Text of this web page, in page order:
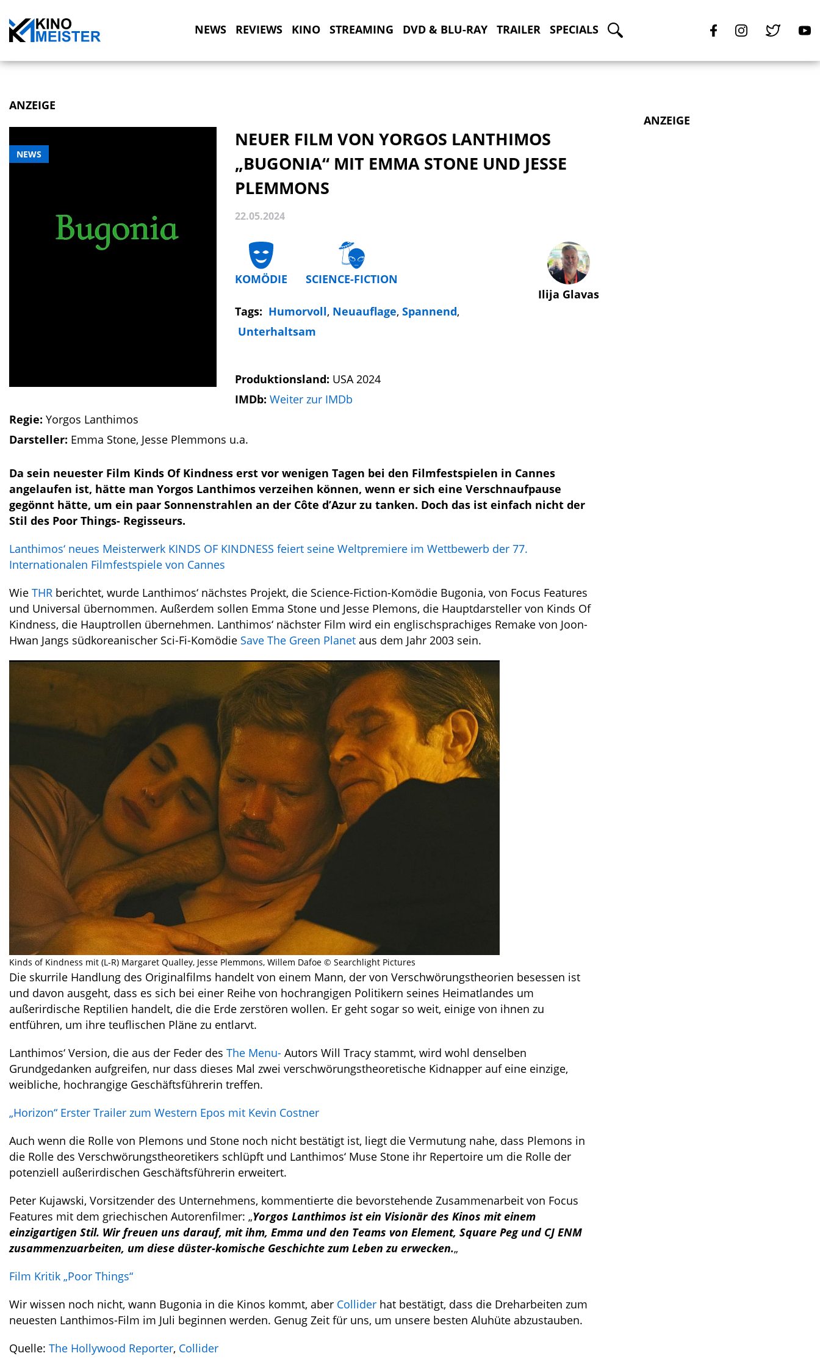
NEWS REVIEWS KINO STREAMING DVD & BLU-RAY TRAILER SPECIALS
ANZEIGE
NEWS
NEUER FILM VON YORGOS LANTHIMOS
„BUGONIA“ MIT EMMA STONE UND JESSE
PLEMMONS
22.05.2024
KOMÖDIE SCIENCE-FICTION
Tags: Humorvoll, Neuauflage, Spannend,
Unterhaltsam
Ilija Glavas
Produktionsland: USA 2024
IMDb: Weiter zur IMDb
Regie: Yorgos Lanthimos
Darsteller: Emma Stone, Jesse Plemmons u.a.
Da sein neuester Film Kinds Of Kindness erst vor wenigen Tagen bei den Filmfestspielen in Cannes
angelaufen ist, hätte man Yorgos Lanthimos verzeihen können, wenn er sich eine Verschnaufpause
gegönnt hätte, um ein paar Sonnenstrahlen an der Côte d’Azur zu tanken. Doch das ist einfach nicht der
Stil des Poor Things- Regisseurs.
Lanthimos‘ neues Meisterwerk KINDS OF KINDNESS feiert seine Weltpremiere im Wettbewerb der 77.
Internationalen Filmfestspiele von Cannes
Wie THR berichtet, wurde Lanthimos‘ nächstes Projekt, die Science-Fiction-Komödie Bugonia, von Focus Features
und Universal übernommen. Außerdem sollen Emma Stone und Jesse Plemons, die Hauptdarsteller von Kinds Of
Kindness, die Hauptrollen übernehmen. Lanthimos‘ nächster Film wird ein englischsprachiges Remake von Joon-
Hwan Jangs südkoreanischer Sci-Fi-Komödie Save The Green Planet aus dem Jahr 2003 sein.
Kinds of Kindness mit (L-R) Margaret Qualley, Jesse Plemmons, Willem Dafoe © Searchlight Pictures
Die skurrile Handlung des Originalfilms handelt von einem Mann, der von Verschwörungstheorien besessen ist
und davon ausgeht, dass es sich bei einer Reihe von hochrangigen Politikern seines Heimatlandes um
außerirdische Reptilien handelt, die die Erde zerstören wollen. Er geht sogar so weit, einige von ihnen zu
entführen, um ihre teuflischen Pläne zu entlarvt.
Lanthimos‘ Version, die aus der Feder des The Menu- Autors Will Tracy stammt, wird wohl denselben
Grundgedanken aufgreifen, nur dass dieses Mal zwei verschwörungstheoretische Kidnapper auf eine einzige,
weibliche, hochrangige Geschäftsführerin treffen.
„Horizon“ Erster Trailer zum Western Epos mit Kevin Costner
Auch wenn die Rolle von Plemons und Stone noch nicht bestätigt ist, liegt die Vermutung nahe, dass Plemons in
die Rolle des Verschwörungstheoretikers schlüpft und Lanthimos‘ Muse Stone ihr Repertoire um die Rolle der
potenziell außerirdischen Geschäftsführerin erweitert.
Peter Kujawski, Vorsitzender des Unternehmens, kommentierte die bevorstehende Zusammenarbeit von Focus
Features mit dem griechischen Autorenfilmer: „Yorgos Lanthimos ist ein Visionär des Kinos mit einem
einzigartigen Stil. Wir freuen uns darauf, mit ihm, Emma und den Teams von Element, Square Peg und CJ ENM
zusammenzuarbeiten, um diese düster-komische Geschichte zum Leben zu erwecken.„
Film Kritik „Poor Things“
Wir wissen noch nicht, wann Bugonia in die Kinos kommt, aber Collider hat bestätigt, dass die Dreharbeiten zum
neuesten Lanthimos-Film im Juli beginnen werden. Genug Zeit für uns, um unsere besten Aluhüte abzustauben.
Quelle: The Hollywood Reporter, Collider
ANZEIGE